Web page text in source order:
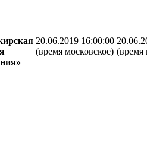
20.06.2019 16:00:00
(время московское) (время